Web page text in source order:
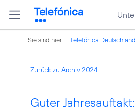
Sie sind hier: Telefónica Deutschland
Zurück zu Archiv 2024
Guter Jahresauftakt: